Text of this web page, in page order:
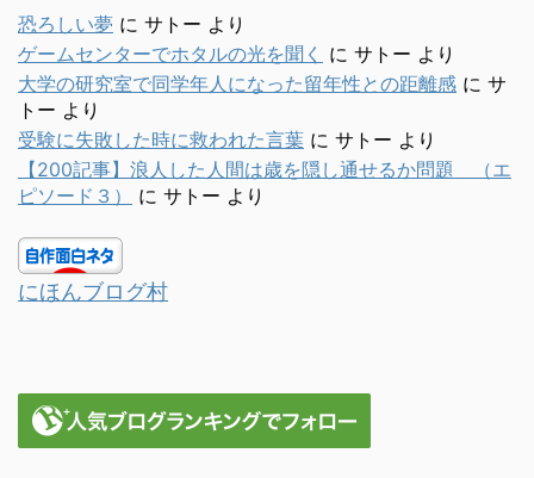
恐ろしい夢 に サトー より
ゲームセンターでホタルの光を聞く に サトー より
大学の研究室で同学年人になった留年性との距離感 に サ
トー より
受験に失敗した時に救われた言葉 に サトー より
【200記事】浪人した人間は歳を隠し通せるか問題 （エ
ピソード３）
に サトー より
にほんブログ村